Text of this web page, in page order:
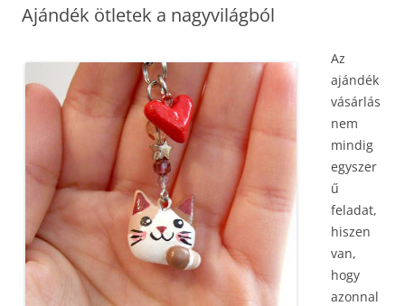
Ajándék ötletek a nagyvilágból
Az
ajándék
vásárlás
nem
mindig
egyszer
ű
feladat,
hiszen
van,
hogy
azonnal